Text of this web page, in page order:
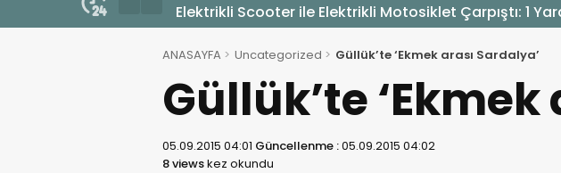
Elektrikli Scooter ile Elektrikli Motosiklet Çarpıştı: 1
ANASAYFA Uncategorized Güllük’te ‘Ekmek arası Sardalya’
Güllük’te ‘Ekmek
05.09.2015 04:01 Güncellenme :05.09.2015 04:02
8 viewskez okundu